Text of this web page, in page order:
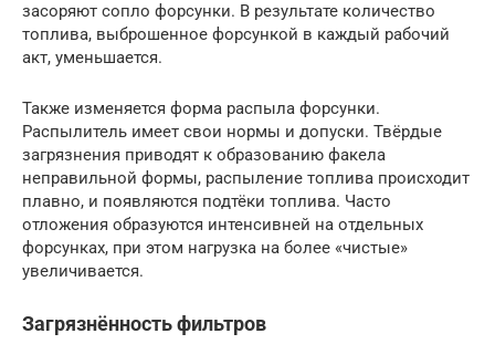
засоряют сопло форсунки. В результате количество
топлива, выброшенное форсункой в каждый рабочий
акт, уменьшается.
Также изменяется форма распыла форсунки.
Распылитель имеет свои нормы и допуски. Твёрдые
загрязнения приводят к образованию факела
неправильной формы, распыление топлива происходит
плавно, и появляются подтёки топлива. Часто
отложения образуются интенсивней на отдельных
форсунках, при этом нагрузка на более «чистые»
увеличивается.
Загрязнённость фильтров